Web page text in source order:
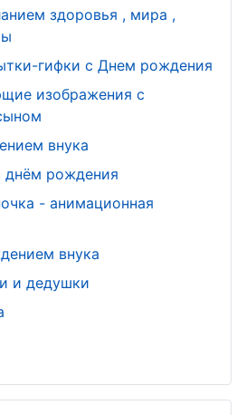
здоровья , мира ,
гифки с Днем рождения
изображения с
внука
днём рождения
- анимационная
внука
и дедушки